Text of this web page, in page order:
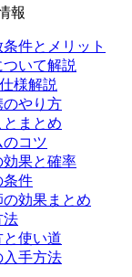
報
件とメリット
いて解説
様解説
のやり方
まとめ
のコツ
果と確率
条件
効果まとめ
法
と使い道
入手方法